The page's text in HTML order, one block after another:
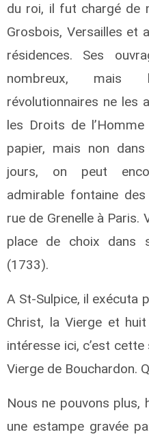
du roi, il fut chargé de
Grosbois, Versailles et
résidences. Ses
nombreux,
révolutionnaires ne les
les Droits de
papier, mais non
jours, on peut
admirable fontaine
rue de Grenelle à Paris.
place de choix dans
(1733).
A St-Sulpice, il exécuta
Christ, la Vierge et
intéresse ici, c’est
Vierge de Bouchardon.
Nous ne pouvons plus,
une estampe gravée